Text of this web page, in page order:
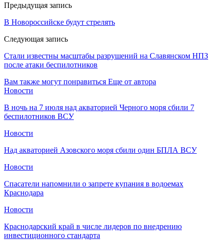
Предыдущая запись
​В Новороссийске будут стрелять
Следующая запись
​Стали известны масштабы разрушений на Славянском НПЗ
после атаки беспилотников
Вам также могут понравиться Еще от автора
Новости
В ночь на 7 июля над акваторией Черного моря сбили 7
беспилотников ВСУ
Новости
Над акваторией Азовского моря сбили один БПЛА ВСУ
Новости
Спасатели напомнили о запрете купания в водоемах
Краснодара
Новости
Краснодарский край в числе лидеров по внедрению
инвестиционного стандарта